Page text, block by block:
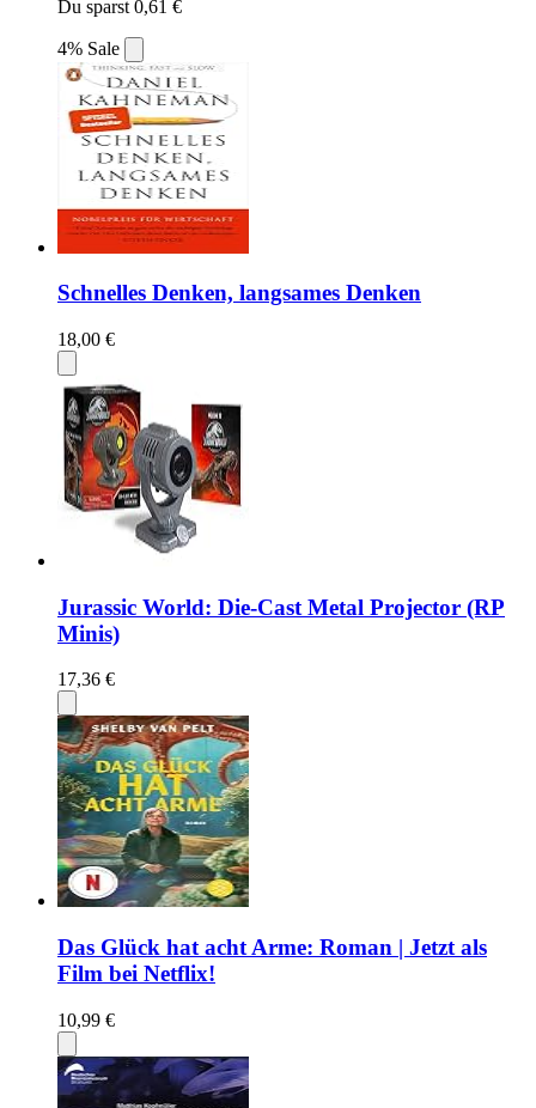
Du sparst 0,61 €
4% Sale
Schnelles Denken, langsames Denken
18,00 €
Jurassic World: Die-Cast Metal Projector (RP
Minis)
17,36 €
Das Glück hat acht Arme: Roman | Jetzt als
Film bei Netflix!
10,99 €